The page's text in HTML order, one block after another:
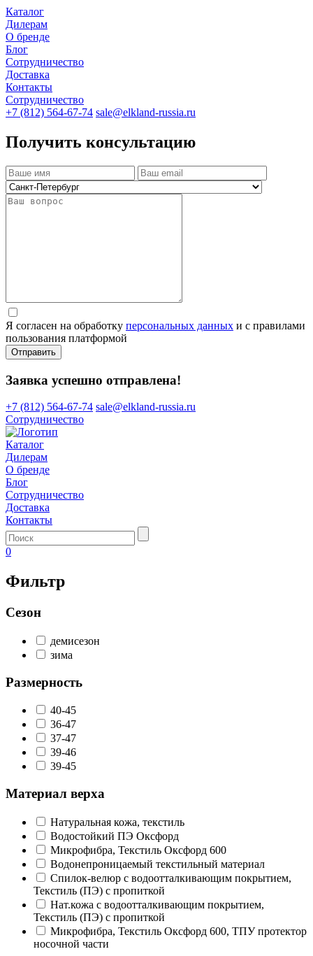
Каталог
Дилерам
О бренде
Блог
Сотрудничество
Доставка
Контакты
Сотрудничество
+7 (812) 564-67-74 sale@elkland-russia.ru
Получить консультацию
Я согласен на обработку персональных данных и с правилами
пользования платформой
Отправить
Заявка успешно отправлена!
+7 (812) 564-67-74 sale@elkland-russia.ru
Сотрудничество
Каталог
Дилерам
О бренде
Блог
Сотрудничество
Доставка
Контакты
0
Фильтр
Сезон
демисезон
зима
Размерность
40-45
36-47
37-47
39-46
39-45
Материал верха
Натуральная кожа, текстиль
Водостойкий ПЭ Оксфорд
Микрофибра, Текстиль Оксфорд 600
Водонепроницаемый текстильный материал
Спилок-велюр с водоотталкивающим покрытием,
Текстиль (ПЭ) с пропиткой
Нат.кожа с водоотталкивающим покрытием,
Текстиль (ПЭ) с пропиткой
Микрофибра, Текстиль Оксфорд 600, ТПУ протектор
носочной части